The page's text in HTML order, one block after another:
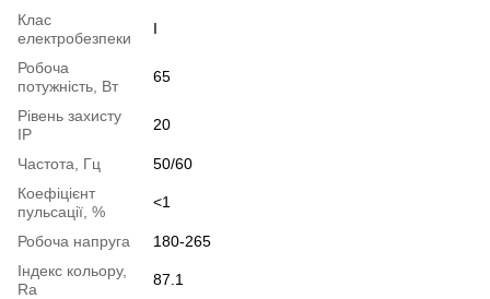
Клас
електробезпеки
І
Робоча
потужність, Вт
65
Рівень захисту
IP
20
Частота, Гц
50/60
Коефіцієнт
пульсації, %
<1
Робоча напруга
180-265
Індекс кольору,
Ra
87.1